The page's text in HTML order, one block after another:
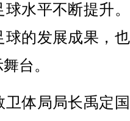
水平不断提升
的发展成果，
台。
体局局长禹定